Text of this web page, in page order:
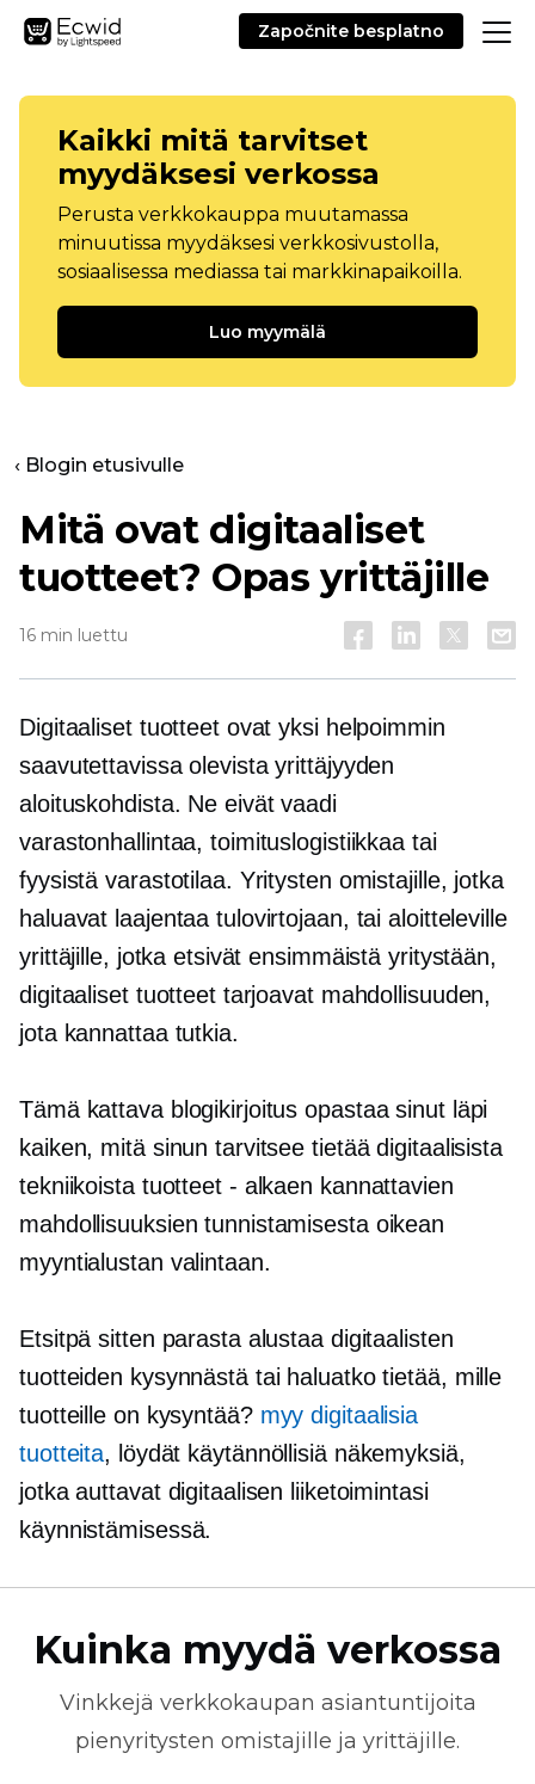
Započnite besplatno
Kaikki mitä tarvitset
myydäksesi verkossa
Perusta verkkokauppa muutamassa
minuutissa myydäksesi verkkosivustolla,
sosiaalisessa mediassa tai markkinapaikoilla.
Luo myymälä
‹ Blogin etusivulle
Mitä ovat digitaaliset
tuotteet? Opas yrittäjille
16 min luettu
Digitaaliset tuotteet ovat yksi helpoimmin
saavutettavissa olevista yrittäjyyden
aloituskohdista. Ne eivät vaadi
varastonhallintaa, toimituslogistiikkaa tai
fyysistä varastotilaa. Yritysten omistajille, jotka
haluavat laajentaa tulovirtojaan, tai aloitteleville
yrittäjille, jotka etsivät ensimmäistä yritystään,
digitaaliset tuotteet tarjoavat mahdollisuuden,
jota kannattaa tutkia.
Tämä kattava blogikirjoitus opastaa sinut läpi
kaiken, mitä sinun tarvitsee tietää digitaalisista
tekniikoista tuotteet - alkaen kannattavien
mahdollisuuksien tunnistamisesta oikean
myyntialustan valintaan.
Etsitpä sitten parasta alustaa digitaalisten
tuotteiden kysynnästä tai haluatko tietää, mille
tuotteille on kysyntää? myy digitaalisia
tuotteita, löydät käytännöllisiä näkemyksiä,
jotka auttavat digitaalisen liiketoimintasi
käynnistämisessä.
Kuinka myydä verkossa
Vinkkejä verkkokaupan asiantuntijoita
pienyritysten omistajille ja yrittäjille.